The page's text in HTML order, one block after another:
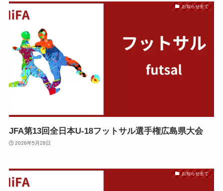
お知らせ全て
JFA第13回全日本U-18フットサル選手権広島県大会
2026年5月28日
お知らせ全て